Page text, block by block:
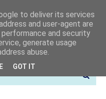
to deliver its services
and user-agent are
and security
generate usage
abuse.
GOT IT